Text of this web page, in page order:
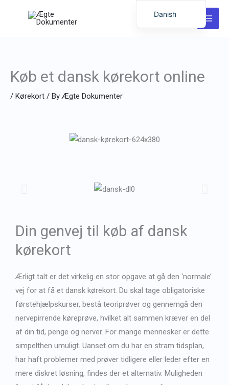
Køb et dansk kørekort online
/ Kørekort / ByÆgte Dokumenter
Din genvej til køb af dansk
kørekort
Ærligt talt er det virkelig en stor opgave at gå den ‘normale’
vej for at få et dansk kørekort. Du skal tage obligatoriske
førstehjælpskurser, bestå teoriprøver og gennemgå den
nervepirrende køreprøve, hvilket alt sammen kræver en del
af din tid, penge og nerver. For mange mennesker er dette
simpelthen umuligt. Uanset om du har en stram tidsplan,
har haft problemer med prøver tidligere eller leder efter en
mere diskret løsning, findes der et alternativ. Muligheden
Danish
Dutch
French
Swedish